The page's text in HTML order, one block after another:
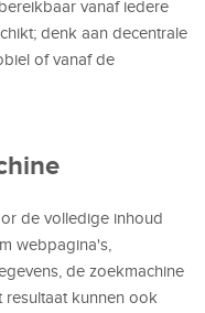
vanaf iedere
denk aan decentrale
of vanaf de
de volledige inhoud
webpagina's,
de zoekmachine
resultaat kunnen ook